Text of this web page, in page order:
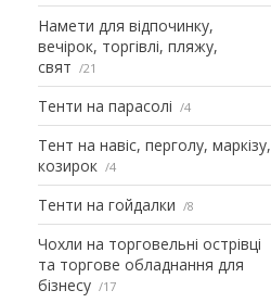
Намети для відпочинку,
вечірок, торгівлі, пляжу,
свят
21
Тенти на парасолі 4
Тент на навіс, перголу, маркізу,
козирок
4
Тенти на гойдалки 8
Чохли на торговельні острівці
та торгове обладнання для
бізнесу
17